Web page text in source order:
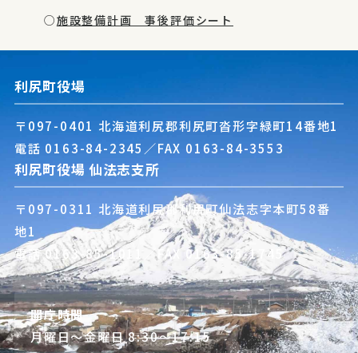
○施設整備計画 事後評価シート
利尻町役場
〒097-0401 北海道利尻郡利尻町沓形字緑町14番地1
電話 0163-84-2345 ／FAX 0163-84-3553
利尻町役場 仙法志支所
〒097-0311 北海道利尻郡利尻町仙法志字本町58番
地1
電話0163-85-1011 ／FAX 0163-85-1745
開庁時間
月曜日～金曜日 8:30～17:15